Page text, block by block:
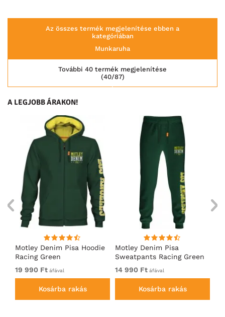
Az összes termék megjelenítése ebben a
kategóriában
Munkaruha
(40/87)
További 40 termék megjelenítése
A LEGJOBB ÁRAKON!
Motley Denim Pisa Hoodie
Racing Green
19 990 Ft áfával
Kosárba rakás
Motley Denim Pisa
Sweatpants Racing Green
14 990 Ft áfával
Kosárba rakás